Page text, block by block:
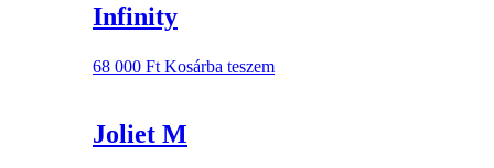
Infinity
68 000 Ft Kosárba teszem
Joliet M